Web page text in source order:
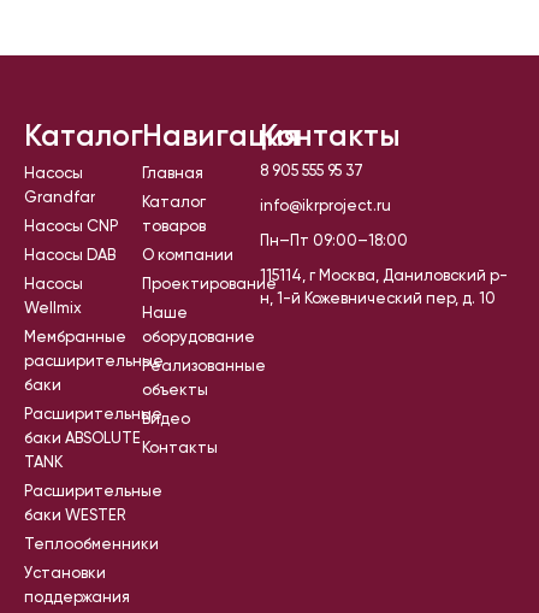
Каталог
Насосы
Grandfar
Насосы CNP
Насосы DAB
Насосы
Wellmix
Мембранные
расширительные
баки
Расширительные
баки ABSOLUTE
TANK
Расширительные
баки WESTER
Теплообменники
Установки
поддержания
Навигация
Главная
Каталог
товаров
О компании
Проектирование
Наше
оборудование
Реализованные
объекты
Видео
Контакты
Контакты
8 905 555 95 37
info@ikrproject.ru
Пн–Пт 09:00–18:00
115114, г Москва, Даниловский р-
н, 1-й Кожевнический пер, д. 10